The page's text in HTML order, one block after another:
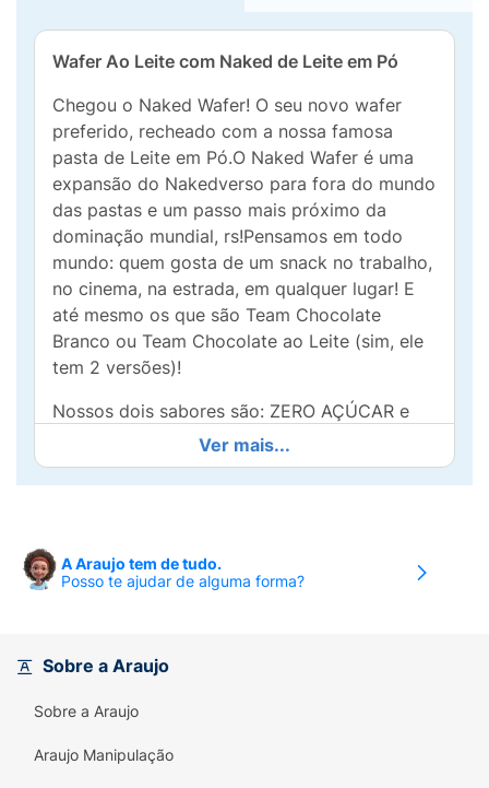
Wafer Ao Leite com Naked de Leite em Pó
Chegou o Naked Wafer! O seu novo wafer
preferido, recheado com a nossa famosa
pasta de Leite em Pó.O Naked Wafer é uma
expansão do Nakedverso para fora do mundo
das pastas e um passo mais próximo da
dominação mundial, rs!Pensamos em todo
mundo: quem gosta de um snack no trabalho,
no cinema, na estrada, em qualquer lugar! E
até mesmo os que são Team Chocolate
Branco ou Team Chocolate ao Leite (sim, ele
tem 2 versões)!
Nossos dois sabores são: ZERO AÇÚCAR e
com WHEY PROTEIN. Além de um delicioso
gostinho de infância.
Ver mais...
A Araujo tem de tudo.
Posso te ajudar de alguma forma?
Sobre a Araujo
Sobre a Araujo
Araujo Manipulação